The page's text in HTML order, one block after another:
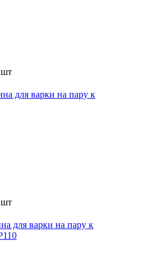
шт
для варки на пару к
шт
для варки на пару к